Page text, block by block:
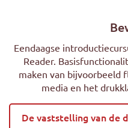
Eendaagse
Reader.
maken van bijvoorbeeld
media en het
De vaststelling van de